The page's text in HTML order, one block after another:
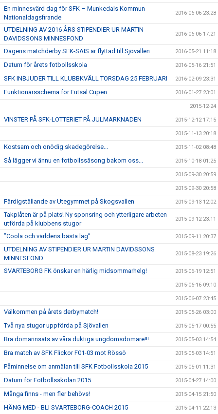
En minnesvärd dag för SFK – Munkedals Kommun
Nationaldagsfirande
2016-06-06 23:28
UTDELNING AV 2016 ÅRS STIPENDIER UR MARTIN
DAVIDSSONS MINNESFOND
2016-06-06 17:21
Dagens matchderby SFK-SAIS är flyttad till Sjövallen 2016-05-21 11:18
Datum för årets fotbollsskola 2016-05-16 21:51
SFK INBJUDER TILL KLUBBKVÄLL TORSDAG 25 FEBRUARI 2016-02-09 23:31
Funktionärsschema för Futsal Cupen 2016-01-27 23:01
2015-12-24
VINSTER PÅ SFK-LOTTERIET PÅ JULMARKNADEN 2015-12-12 17:15
2015-11-13 20:18
Kostsam och onödig skadegörelse... 2015-11-02 08:48
Så lägger vi ännu en fotbollssäsong bakom oss... 2015-10-18 01:25
2015-09-30 20:59
2015-09-30 20:58
Färdigställande av Utegymmet på Skogsvallen 2015-09-13 12:02
Takplåten är på plats! Ny sponsring och ytterligare arbeten
utförda på klubbens stugor
2015-09-12 23:11
”Coola och världens bästa lag” 2015-09-11 20:37
UTDELNING AV STIPENDIER UR MARTIN DAVIDSSONS
MINNESFOND
2015-08-23 19:26
SVARTEBORG FK önskar en härlig midsommarhelg! 2015-06-19 12:51
2015-06-16 09:10
2015-06-07 23:45
Välkommen på årets derbymatch! 2015-05-26 03:00
Två nya stugor uppförda på Sjövallen 2015-05-17 00:55
Bra domarinsats av våra duktiga ungdomsdomare!!! 2015-05-03 14:54
Bra match av SFK Flickor F01-03 mot Rössö 2015-05-03 14:51
Påminnelse om anmälan till SFK Fotbollsskola 2015 2015-05-01 11:31
Datum för Fotbollsskolan 2015 2015-04-27 14:00
Många finns - men fler behövs! 2015-04-15 21:50
HÄNG MED - BLI SVARTEBORG-COACH 2015 2015-04-11 22:13